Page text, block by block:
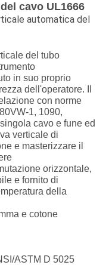
cavo UL1666
automatica del
del tubo
in suo proprio
dell'operatore. Il
con norme
1, 1090,
cavo e fune ed
verticale di
e masterizzare il
orizzontale,
e fornito di
della
e cotone
ASTM D 5025